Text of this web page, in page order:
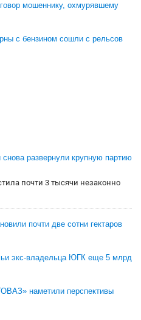
мошеннику, охмурявшему
с бензином сошли с рельсов
снова развернули крупную партию
почти 3 тысячи незаконно
почти две сотни гектаров
экс-владельца ЮГК еще 5 млрд
наметили перспективы